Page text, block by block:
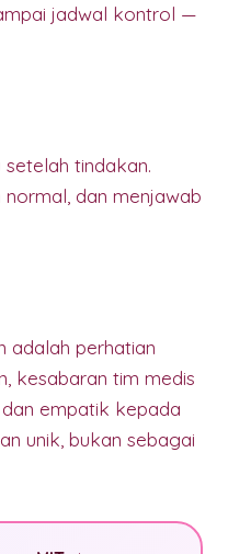
jadwal kontrol —
tindakan.
dan menjawab
adalah perhatian
kesabaran tim medis
empatik kepada
unik, bukan sebagai